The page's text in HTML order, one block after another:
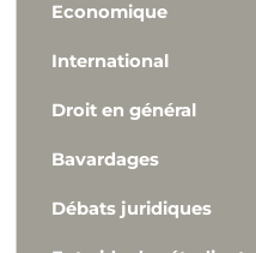
Economique
International
Droit en général
Bavardages
Débats juridiques